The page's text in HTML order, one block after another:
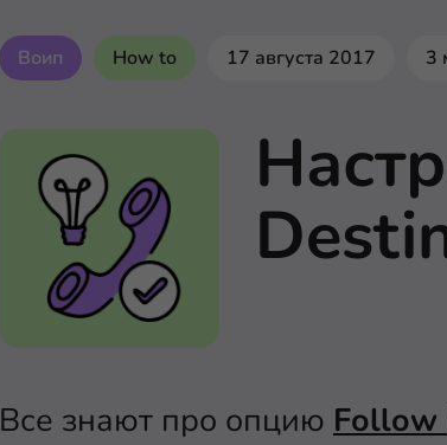
Воип How to 17 августа 2017 3
Все знают про опцию Follow